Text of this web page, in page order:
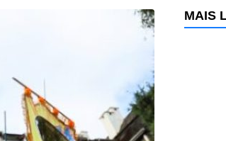
MAIS